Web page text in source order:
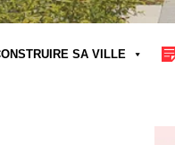
SA VILLE